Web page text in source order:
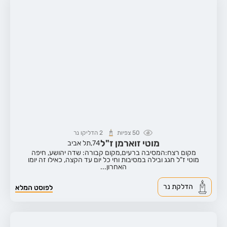
50 צפיות 2 הדליקו נר
מוטי זוארמן ז"ל74,תל אביב
מקום רצח:המסיבה ברעים,מקום קבורה: שדה יהושע, חיפה
מוטי ז"ל חגג ובילה במסיבות וחי כל יום עד הקצה, כאילו זה יומו
האחרון...
לפוסט המלא הדלקת נר